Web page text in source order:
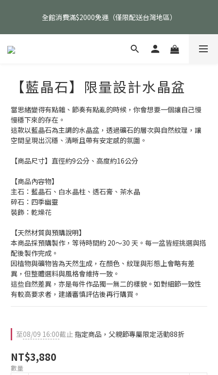
品除外）
全館消費滿$2000免運（僅限配送台灣地區）
父親節活動｜指定品項任選兩件88折（礦標｜高品水晶｜客製化商
【藍晶石】限量設計水晶盆
當思緒變得有點雜、節奏有點亂的時候，你會想要一個讓自己慢
慢穩下來的存在。
這款以藍晶石為主調的水晶盆，透過礦石的層次與自然紋理，讓
空間呈現出沉穩、清晰且帶有安定感的氛圍。
【商品尺寸】直徑約9公分、高度約16公分
【商品內容物】
主石：藍晶石、白水晶柱、透石膏、茶水晶
碎石：四季幽靈
裝飾：乾燥花
【天然材質與預購說明】
本商品採預購製作，等待時間約 20～30 天。每一盆皆經挑選與搭
配後製作完成。
因植物與礦物皆為天然生成，在顏色、紋理與形態上會略有差
異，但整體選料與風格會維持一致。
這些自然差異，亦是每件作品獨一無二的樣貌。如對細節一致性
有較高要求者，建議審慎評估後再行購買。
至08/09 16:00截止 指定商品，父親節專屬限定活動88折
NT$3,880
數量